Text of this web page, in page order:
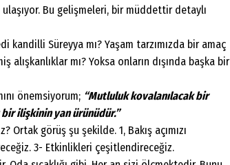
Bu gelişmeleri, bir müddettir detaylı
Süreyya mı? Yaşam tarzımızda bir amaç
alışkanlıklar mı? Yoksa onların dışında başka bir
önemsiyorum; “Mutluluk kovalanılacak bir
ilişkinin yan ürünüdür.”
görüş şu şekilde. 1, Bakış açımızı
3- Etkinlikleri çeşitlendireceğiz.